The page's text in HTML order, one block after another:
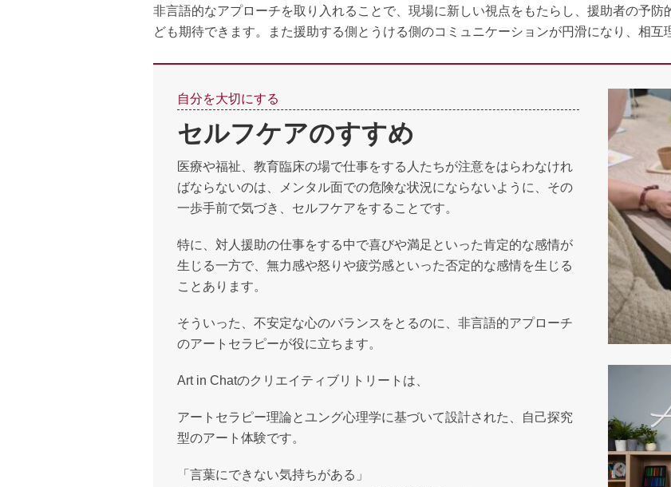
非言語的なアプローチを取り入れることで、現場に新しい視点をもたらし、援助者の予
ども期待できます。また援助する側とうける側のコミュニケーションが円滑になり、相互
自分を大切にする
セルフケアのすすめ
医療や福祉、教育臨床の場で仕事をする人たちが注意をはらわなけれ
ばならないのは、メンタル面での危険な状況にならないように、その
一歩手前で気づき、セルフケアをすることです。
特に、対人援助の仕事をする中で喜びや満足といった肯定的な感情が
生じる一方で、無力感や怒りや疲労感といった否定的な感情を生じる
ことあります。
そういった、不安定な心のバランスをとるのに、非言語的アプローチ
のアートセラピーが役に立ちます。
Art in Chatのクリエイティブリトリートは、
アートセラピー理論とユング心理学に基づいて設計された、自己探究
型のアート体験です。
「言葉にできない気持ちがある」